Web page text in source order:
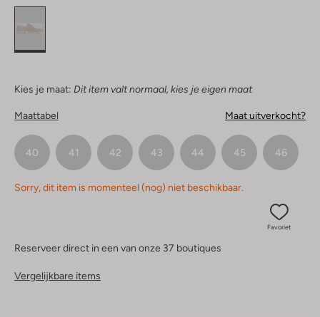
Kies je maat: Dit item valt normaal, kies je eigen maat
Maattabel Maat uitverkocht?
40 41 42 43 44 45 46
Sorry, dit item is momenteel (nog) niet beschikbaar.
Favoriet
Reserveer direct in een van onze 37 boutiques
Vergelijkbare items